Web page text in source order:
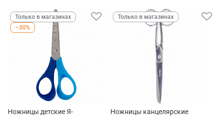
Только в магазинах
–30%
Ножницы детские Я-
Только в магазинах
Ножницы канцелярские